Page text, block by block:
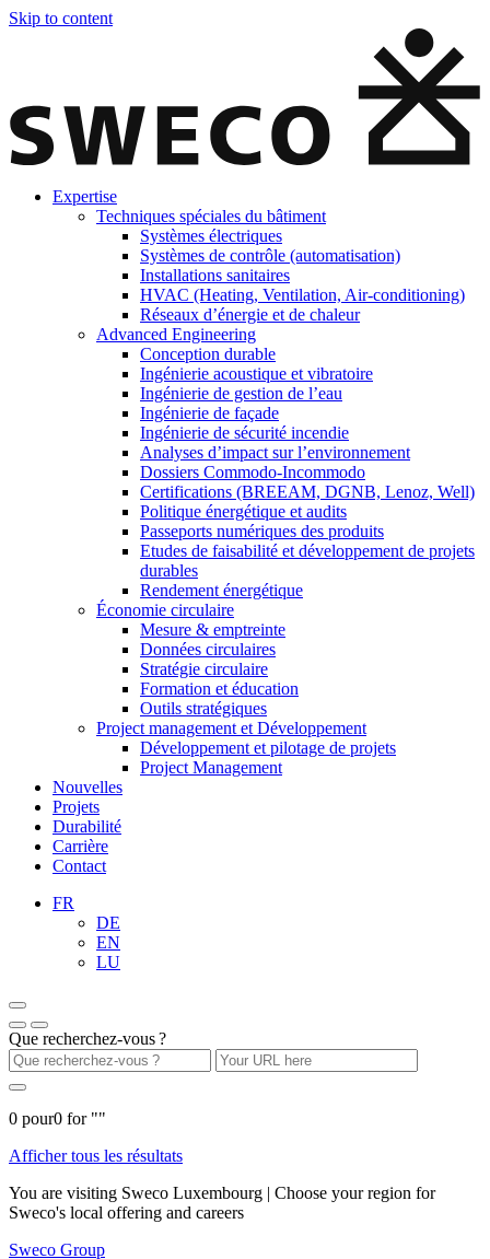
Skip to content
Expertise
Techniques spéciales du bâtiment
Systèmes électriques
Systèmes de contrôle (automatisation)
Installations sanitaires
HVAC (Heating, Ventilation, Air-conditioning)
Réseaux d’énergie et de chaleur
Advanced Engineering
Conception durable
Ingénierie acoustique et vibratoire
Ingénierie de gestion de l’eau
Ingénierie de façade
Ingénierie de sécurité incendie
Analyses d’impact sur l’environnement
Dossiers Commodo-Incommodo
Certifications (BREEAM, DGNB, Lenoz, Well)
Politique énergétique et audits
Passeports numériques des produits
Etudes de faisabilité et développement de projets
durables
Rendement énergétique
Économie circulaire
Mesure & emptreinte
Données circulaires
Stratégie circulaire
Formation et éducation
Outils stratégiques
Project management et Développement
Développement et pilotage de projets
Project Management
Nouvelles
Projets
Durabilité
Carrière
Contact
FR
DE
EN
LU
Que recherchez-vous ?
0 pour0 for ""
Afficher tous les résultats
You are visiting Sweco Luxembourg | Choose your region for
Sweco's local offering and careers
Sweco Group